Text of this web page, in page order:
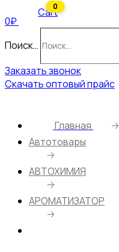
0₽
0
Cart
Поиск…
Заказать звонок
Скачать оптовый прайс
Главная
🡢
Автотовары
🡢
АВТОХИМИЯ
🡢
АРОМАТИЗАТОР
🡢